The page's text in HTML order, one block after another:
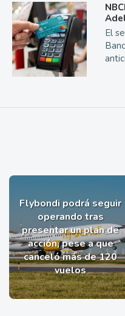
El
Flybondi podrá seguir
operando tras
presentar un plan de
acción, pese a que
canceló más de 120
vuelos